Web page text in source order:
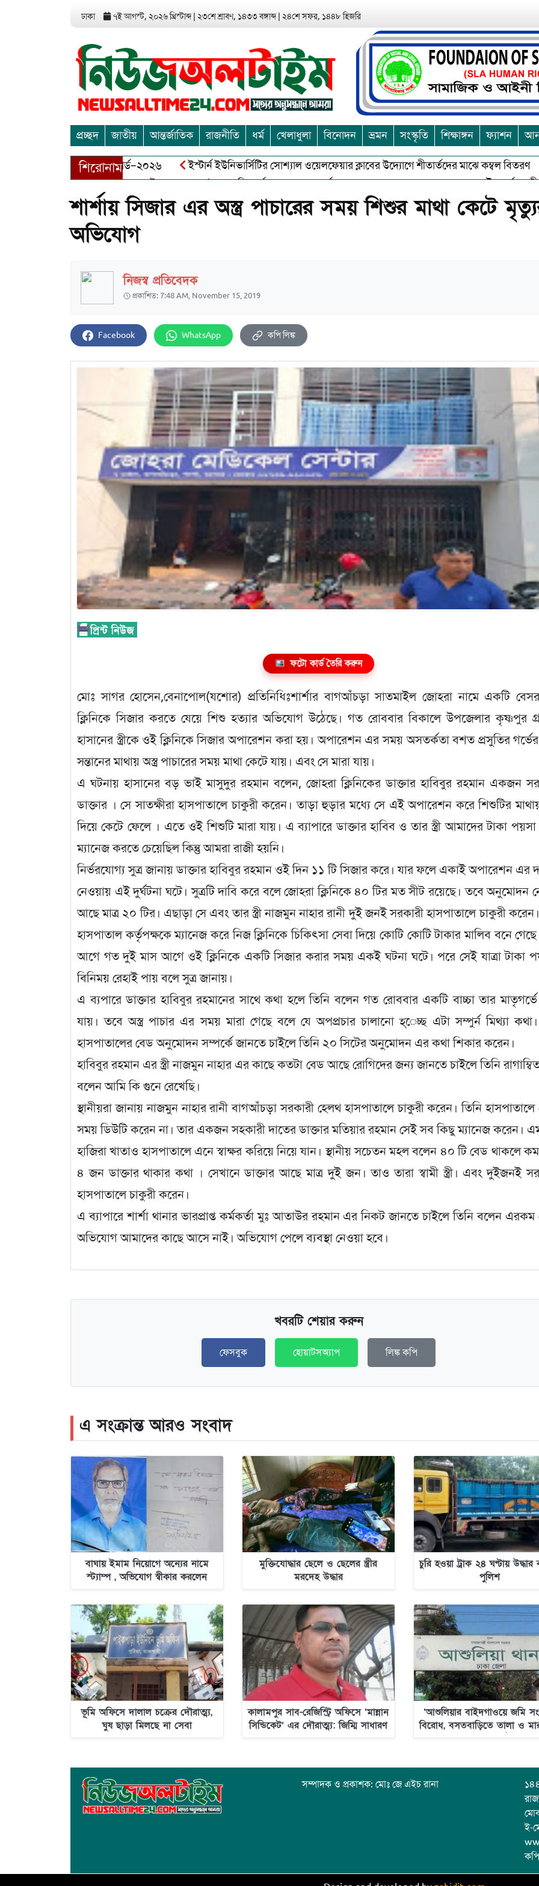
ঢাকা ৭ই আগস্ট, ২০২৬ খ্রিস্টাব্দ ২৩শে শ্রাবণ, ১৪৩৩ বঙ্গাব্দ ২৪শে সফর, ১৪৪৮ হিজরি
প্রচ্ছদ জাতীয় আন্তর্জাতিক রাজনীতি ধর্ম খেলাধুলা বিনোদন ভ্রমন সংস্কৃতি শিক্ষাঙ্গন ফ্যাশন
শিরোনাম
এন্ট্রাপ্রেনিয়র অ্যাওয়ার্ড–২০২৬ ইস্টার্ন ইউনিভার্সিটির সোশ্যাল ওয়েলফেয়ার ক্লাবের উদ্যোগে শীতার্তদের মাঝে কম্বল বিতরণ
মুক্তিযোদ্ধা আব্দুল খালেক এর ইন্তেকাল
আত্মশুদ্ধি অর্জন ও অশুভকে বর্জন করে সত্য,সুন্দরকে বরনে কলাপাড়ায় বৌদ্ধ ধর্মাবলম্বীদের
শার্শায় সিজার এর অস্ত্র পাচারের সময় শিশুর মাথা কেটে
অভিযোগ
নিজস্ব প্রতিবেদক
প্রকাশিত: 7:48 AM, November 15, 2019
Facebook WhatsApp কপি লিঙ্ক
ফটো কার্ড তৈরি করুন
মোঃ সাগর হোসেন,বেনাপোল(যশোর) প্রতিনিধিঃশার্শার বাগআঁচড়া সাতমাইল জোহরা নামে একটি
ক্লিনিকে সিজার করতে যেয়ে শিশু হত্যার অভিযোগ উঠেছে। গত রোববার বিকালে উপজেলার কৃষ্ণপুর
হাসানের স্ত্রীকে ওই ক্লিনিকে সিজার অপারেশন করা হয়। অপারেশন এর সময় অসতর্কতা বশত প্রসুতির
সন্তানের মাথায় অস্ত্র পাচারের সময় মাথা কেটে যায়। এবং সে মারা যায়।
এ ঘটনায় হাসানের বড় ভাই মাসুদুর রহমান বলেন, জোহরা ক্লিনিকের ডাক্তার হাবিবুর রহমান একজন
ডাক্তার । সে সাতক্ষীরা হাসপাতালে চাকুরী করেন। তাড়া হুড়ার মধ্যে সে এই অপারেশন করে শিশুটির মাথায়
দিয়ে কেটে ফেলে । এতে ওই শিশুটি মারা যায়। এ ব্যাপারে ডাক্তার হাবিব ও তার স্ত্রী আমাদের টাকা পয়সা
ম্যানেজ করতে চেয়েছিল কিন্তু আমরা রাজী হয়নি।
নির্ভরযোগ্য সুত্র জানায় ডাক্তার হাবিবুর রহমান ওই দিন ১১ টি সিজার করে। যার ফলে একাই অপারেশন এর
নেওয়ায় এই দুর্ঘটনা ঘটে। সুত্রটি দাবি করে বলে জোহরা ক্লিনিকে ৪০ টির মত সীট রয়েছে। তবে অনুমোদন
আছে মাত্র ২০ টির। এছাড়া সে এবং তার স্ত্রী নাজমুন নাহার রানী দুই জনই সরকারী হাসপাতালে চাকুরী
হাসপাতাল কর্তৃপক্ষকে ম্যানেজ করে নিজ ক্লিনিকে চিকিৎসা সেবা দিয়ে কোটি কোটি টাকার মালিব বনে
আগে গত দুই মাস আগে ওই ক্লিনিকে একটি সিজার করার সময় একই ঘটনা ঘটে। পরে সেই যাত্রা টাকা
বিনিময় রেহাই পায় বলে সুত্র জানায়।
এ ব্যপারে ডাক্তার হাবিবুর রহমানের সাথে কথা হলে তিনি বলেন গত রোববার একটি বাচ্চা তার মাতৃগর্ভে
যায়। তবে অস্ত্র পাচার এর সময় মারা গেছে বলে যে অপপ্রচার চালানো হ্েচ্ছ এটা সম্পুর্ন মিথ্যা
হাসপাতালের বেড অনুমোদন সম্পর্কে জানতে চাইলে তিনি ২০ সিটের অনুমোদন এর কথা শিকার করেন।
হাবিবুর রহমান এর স্ত্রী নাজমুন নাহার এর কাছে কতটা বেড আছে রোগিদের জন্য জানতে চাইলে তিনি
বলেন আমি কি গুনে রেখেছি।
স্থানীয়রা জানায় নাজমুন নাহার রানী বাগআঁচড়া সরকারী হেলথ হাসপাতালে চাকুরী করেন। তিনি
সময় ডিউটি করেন না। তার একজন সহকারী দাতের ডাক্তার মতিয়ার রহমান সেই সব কিছু ম্যানেজ করেন।
হাজিরা খাতাও হাসপাতালে এনে স্বাক্ষর করিয়ে নিয়ে যান। স্থানীয় সচেতন মহল বলেন ৪০ টি বেড থাকলে
৪ জন ডাক্তার থাকার কথা । সেখানে ডাক্তার আছে মাত্র দুই জন। তাও তারা স্বামী স্ত্রী। এবং দুইজনই
হাসপাতালে চাকুরী করেন।
এ ব্যাপারে শার্শা থানার ভারপ্রাপ্ত কর্মকর্তা মুঃ আতাউর রহমান এর নিকট জানতে চাইলে তিনি বলেন
অভিযোগ আমাদের কাছে আসে নাই। অভিযোগ পেলে ব্যবস্থা নেওয়া হবে।
খবরটি শেয়ার করুন
ফেসবুক হোয়াটসঅ্যাপ লিঙ্ক কপি
এ সংক্রান্ত আরও সংবাদ
বাঘায় ইমাম নিয়োগে অন্যের নামে
স্ট্যাম্প , অভিযোগ স্বীকার করলেন
মুক্তিযোদ্ধার ছেলে ও ছেলের স্ত্রীর
মরদেহ উদ্ধার
চুরি হওয়া ট্রাক ২৪ ঘণ্টায়
পুলিশ
ভূমি অফিসে দালাল চক্রের দৌরাত্ম্য,
ঘুষ ছাড়া মিলছে না সেবা
কালামপুর সাব-রেজিস্ট্রি অফিসে ‘মান্নান
সিন্ডিকেট’ এর দৌরাত্ম্য: জিম্মি সাধারণ
‘আশুলিয়ার বাইদগাওয়ে জমি
বিরোধ, বসতবাড়িতে তালা ও
সম্পাদক ও প্রকাশক: মোঃ জে এইচ রানা
ই-